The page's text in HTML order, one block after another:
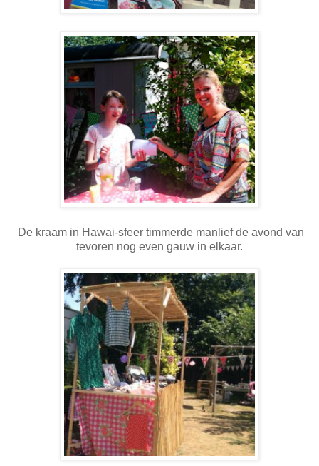
De kraam in Hawai-sfeer timmerde manlief de avond van
tevoren nog even gauw in elkaar.